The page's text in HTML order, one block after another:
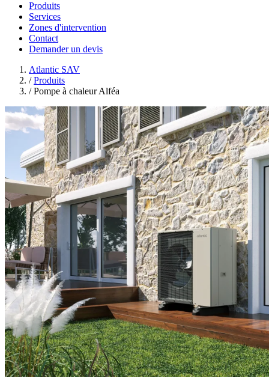
Produits
Services
Zones d'intervention
Contact
Demander un devis
Atlantic SAV
/ Produits
/ Pompe à chaleur Alféa